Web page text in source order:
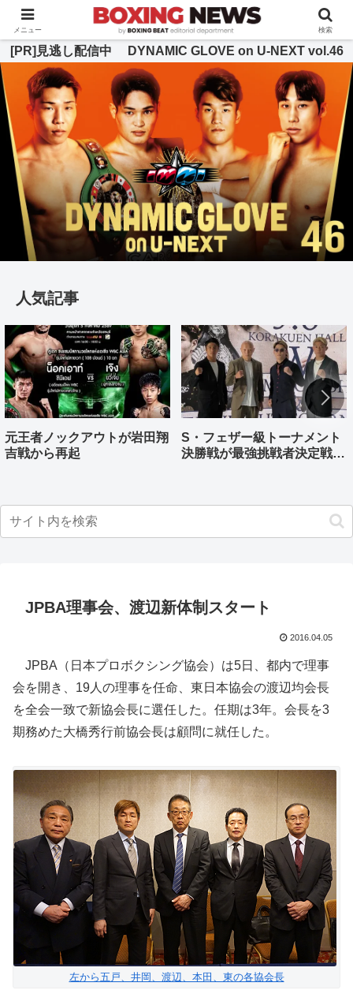
BOXING BEAT [ボクシング・ビート] 公式サイト
[PR]見逃し配信中 DYNAMIC GLOVE on U-NEXT vol.46
人気記事
元王者ノックアウトが岩田翔
吉戦から再起
S・フェザー級トーナメント
決勝戦が最強挑戦者決定戦兼
JPBA理事会、渡辺新体制スタート
2016.04.05
JPBA（日本プロボクシング協会）は5日、都内で理事
会を開き、19人の理事を任命、東日本協会の渡辺均会長
を全会一致で新協会長に選任した。任期は3年。会長を3
期務めた大橋秀行前協会長は顧問に就任した。
左から五戸、井岡、渡辺、本田、東の各協会長
メニュー 検索